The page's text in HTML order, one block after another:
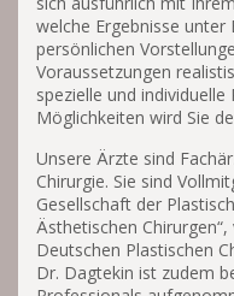
welche Ergebnisse
persönlichen
Voraussetzungen
spezielle und individuelle
Möglichkeiten wird Sie
Unsere Ärzte sind
Chirurgie. Sie sind
Gesellschaft der
Ästhetischen
Deutschen Plastischen
Dr. Dagtekin ist zudem